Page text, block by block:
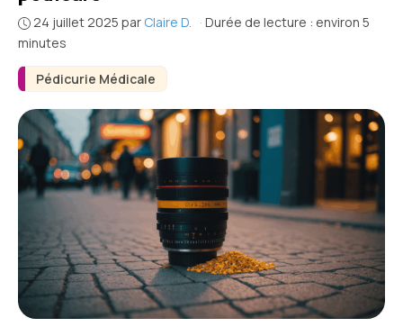
Pédicurie Médicale
24 juillet 2025 par Claire D. · Durée de lecture : environ 5
minutes